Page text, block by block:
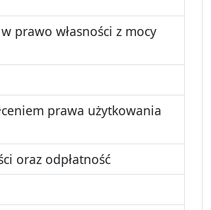
prawo własności z mocy
prawa użytkowania
oraz odpłatność